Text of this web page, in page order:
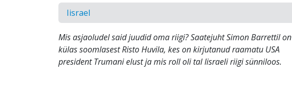
Iisrael
Mis asjaoludel said juudid oma riigi? Saatejuht Simon Barrettil on
külas soomlasest Risto Huvila, kes on kirjutanud raamatu USA
president Trumani elust ja mis roll oli tal Iisraeli riigi sünniloos.